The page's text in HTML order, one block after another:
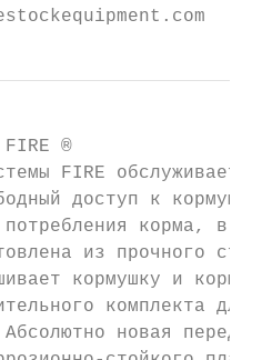
FIRE ®
FIRE обслуживает
доступ к
корма, в
из прочного
кормушку и корм.
комплекта для
новая